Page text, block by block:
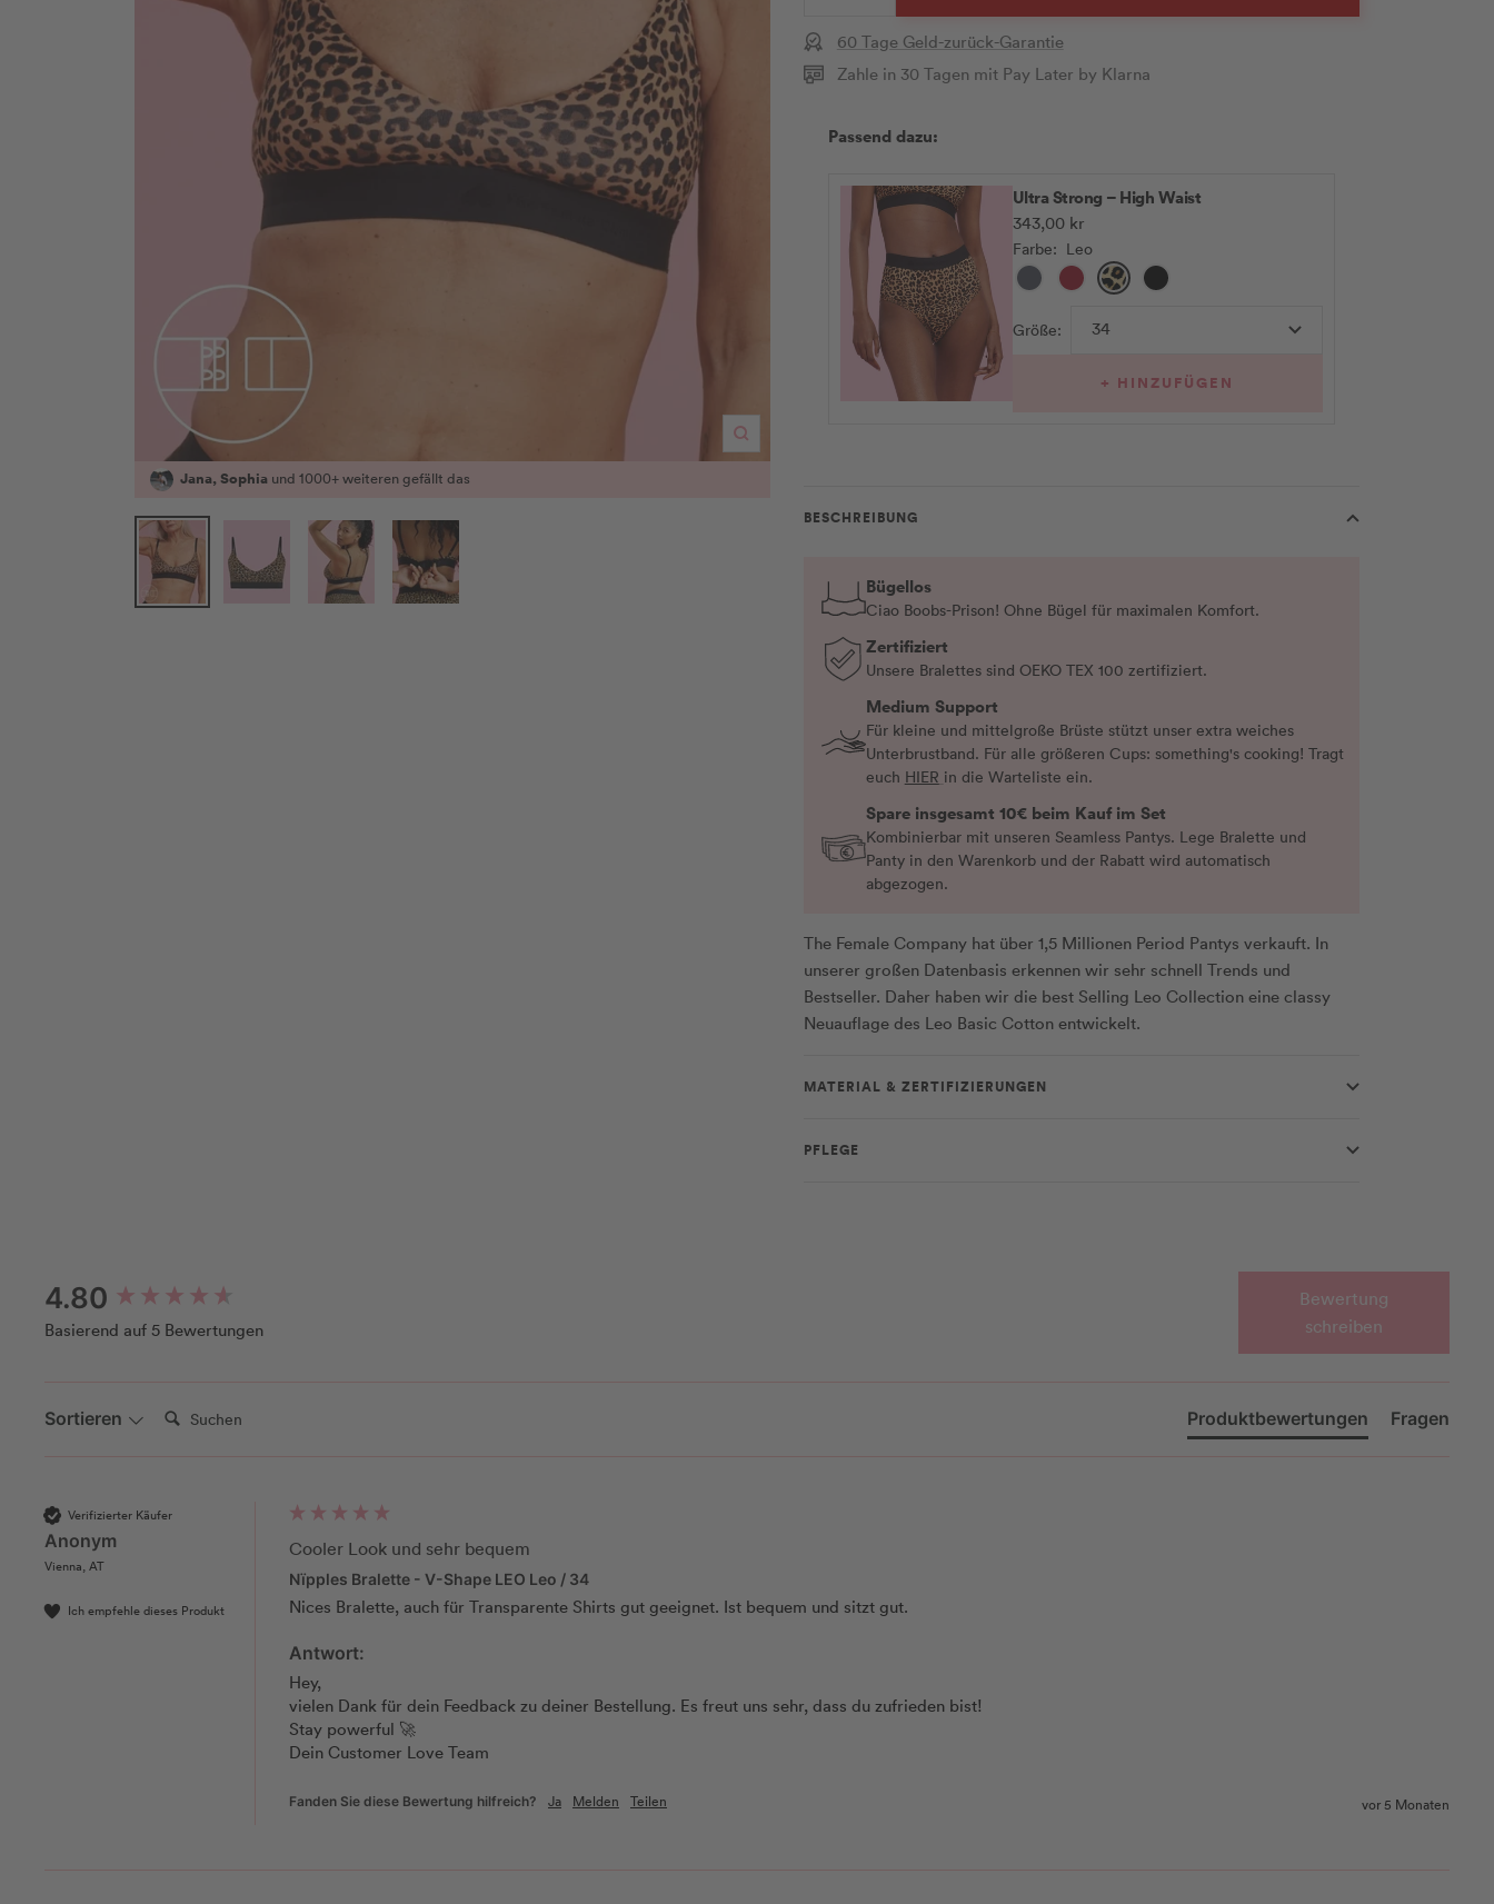
Jana, Sophia und 1000+ weiteren gefällt das
Zoom
60 Tage Geld-zurück-Garantie
Zahle in 30 Tagen mit Pay Later by Klarna
Passend dazu:
Ultra Strong – High Waist
Angebotspreis
343,00 kr
Farbe: Leo
AnthrazitCherryLeo Schwarz
Größe: 34
+ HINZUFÜGEN
BESCHREIBUNG
Bügellos
Ciao Boobs-Prison! Ohne Bügel für maximalen Komfort.
Zertifiziert
Unsere Bralettes sind OEKO TEX 100 zertifiziert.
Medium Support
Für kleine und mittelgroße Brüste stützt unser extra weiches
Unterbrustband. Für alle größeren Cups: something's cooking! Tragt
euch HIER in die Warteliste ein.
Spare insgesamt 10€ beim Kauf im Set
Kombinierbar mit unseren Seamless Pantys. Lege Bralette und
Panty in den Warenkorb und der Rabatt wird automatisch
abgezogen.
The Female Company hat über 1,5 Millionen Period Pantys verkauft. In
unserer großen Datenbasis erkennen wir sehr schnell Trends und
Bestseller. Daher haben wir die best Selling Leo Collection eine classy
Neuauflage des Leo Basic Cotton entwickelt.
MATERIAL & ZERTIFIZIERUNGEN
PFLEGE
4.80
Basierend auf 5 Bewertungen
Bewertung
schreiben
Sortieren Suchen: Produktbewertungen Fragen
Verifizierter Käufer
Anonym
Vienna, AT
Ich empfehle dieses Produkt
Cooler Look und sehr bequem
Nïpples Bralette - V-Shape LEO Leo / 34
Nices Bralette, auch für Transparente Shirts gut geeignet. Ist bequem und sitzt gut.
Antwort:
Hey,
vielen Dank für dein Feedback zu deiner Bestellung. Es freut uns sehr, dass du zufrieden bist!
Stay powerful 🚀
Dein Customer Love Team
Fanden Sie diese Bewertung hilfreich? Ja Melden Teilen vor 5 Monaten
New content loaded